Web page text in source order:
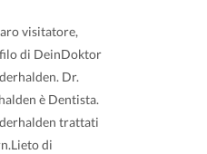
visitatore,
di DeinDoktor
Dr.
è Dentista.
trattati
di